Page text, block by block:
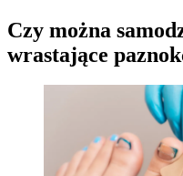
Czy można
wrastające